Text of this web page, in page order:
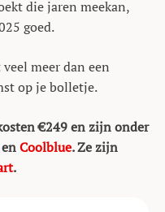
die jaren meekan,
goed.
meer dan een
op je bolletje.
€249 en zijn onder
Coolblue. Ze zijn
.